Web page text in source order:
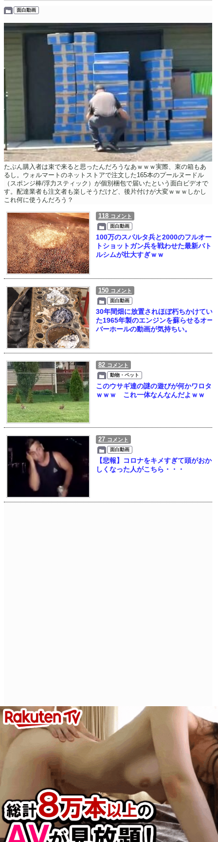
面白動画
たぶん購入者は束で来ると思ったんだろうなあｗｗｗ実際、束の箱もあ
るし。ウォルマートのネットストアで注文した165本のプールヌードル
（スポンジ棒/浮力スティック）が個別梱包で届いたという面白ビデオで
す。配達業者も注文者も楽しそうだけど、後片付けが大変ｗｗｗしかし
これ何に使うんだろう？
118 コメント
面白動画
100万のスパルタ兵と2000のフルオー
トショットガン兵を戦わせた最新バト
ルシムが壮大すぎｗｗ
150 コメント
面白動画
30年間畑に放置されほぼ朽ちかけてい
た1965年製のエンジンを蘇らせるオー
バーホールの動画が気持ちい。
82 コメント
動物・ペット
このウサギ達の謎の遊びが何かワロタ
ｗｗｗ これ一体なんなんだよｗｗ
27 コメント
面白動画
【悲報】コロナをキメすぎて頭がおか
しくなった人がこちら・・・